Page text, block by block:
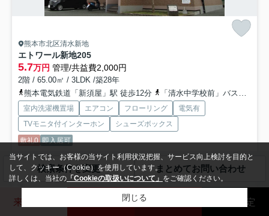
熊本市北区清水新地
エトワール新地205
5.7万円 管理/共益費2,000円
2階 / 65.00㎡ / 3LDK /築28年
熊本電気鉄道「新須屋」駅 徒歩12分
「清水中学校前」バス停下車 徒歩分
室内洗濯機置場 エアコン フローリング
電気有
TVモニタ付インターホン
シューズボックス
敷礼0 即入居可
「エトワール新地 」のここがイチオシ。収納はシューズボックス・クロ
ゼットなど豊富なので、広々と空間を利用することも可能で...もっと見
る
検索条件を変更 まとめてお問い合わせ
来店予約 売却査定
当サイトでは、お客様の当サイト利用状況把握、サービス向上検討を目的と
して、クッキー（Cookie）を使用しています。
詳しくは、当社の 「Cookieの取扱いについて」 をご確認ください。
閉じる